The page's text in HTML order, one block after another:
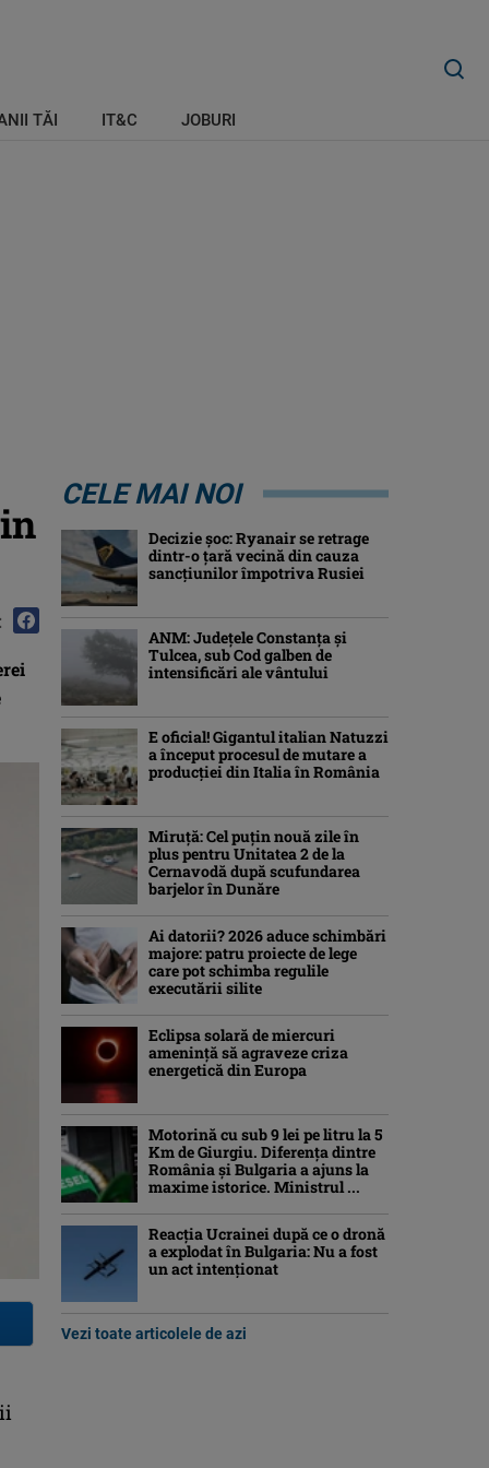
TĂI IT&C JOBURI
CELE MAI NOI
Decizie șoc: Ryanair se retrage
dintr-o țară vecină din cauza
sancțiunilor împotriva Rusiei
ANM: Judeţele Constanţa şi
Tulcea, sub Cod galben de
intensificări ale vântului
E oficial! Gigantul italian Natuzzi
a început procesul de mutare a
producției din Italia în România
Miruță: Cel puțin nouă zile în
plus pentru Unitatea 2 de la
Cernavodă după scufundarea
barjelor în Dunăre
Ai datorii? 2026 aduce schimbări
majore: patru proiecte de lege
care pot schimba regulile
executării silite
Eclipsa solară de miercuri
ameninţă să agraveze criza
energetică din Europa
Motorină cu sub 9 lei pe litru la 5
Km de Giurgiu. Diferența dintre
România și Bulgaria a ajuns la
maxime istorice. Ministrul ...
Reacția Ucrainei după ce o dronă
a explodat în Bulgaria: Nu a fost
un act intenționat
Vezi toate articolele de azi